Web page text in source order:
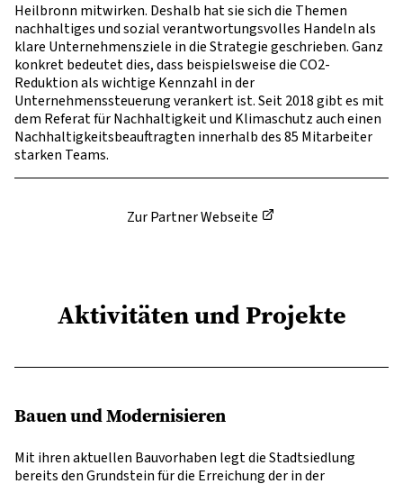
Heilbronn mitwirken. Deshalb hat sie sich die Themen
nachhaltiges und sozial verantwortungsvolles Handeln als
klare Unternehmensziele in die Strategie geschrieben. Ganz
konkret bedeutet dies, dass beispielsweise die CO2-
Reduktion als wichtige Kennzahl in der
Unternehmenssteuerung verankert ist. Seit 2018 gibt es mit
dem Referat für Nachhaltigkeit und Klimaschutz auch einen
Nachhaltigkeitsbeauftragten innerhalb des 85 Mitarbeiter
starken Teams.
Zur Partner Webseite
Aktivitäten und Projekte
Bauen und Modernisieren
Mit ihren aktuellen Bauvorhaben legt die Stadtsiedlung
bereits den Grundstein für die Erreichung der in der